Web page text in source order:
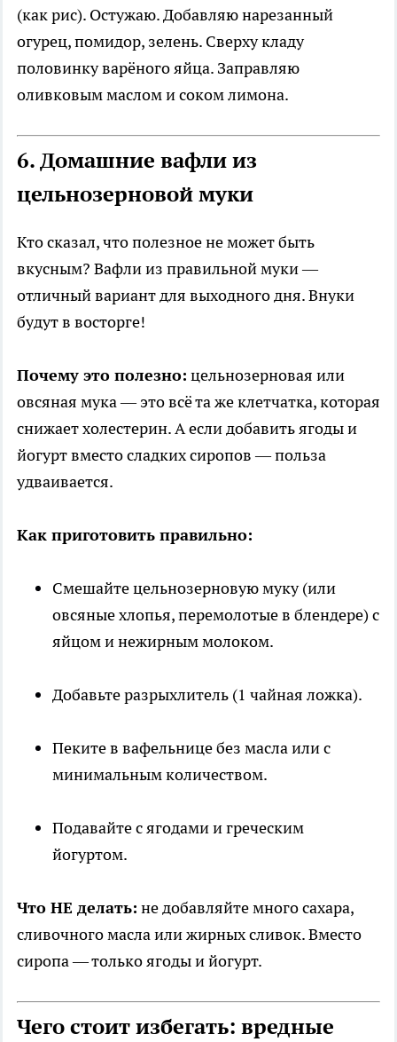
(как рис). Остужаю. Добавляю нарезанный
огурец, помидор, зелень. Сверху кладу
половинку варёного яйца. Заправляю
оливковым маслом и соком лимона.
6. Домашние вафли из
цельнозерновой муки
Кто сказал, что полезное не может быть
вкусным? Вафли из правильной муки —
отличный вариант для выходного дня. Внуки
будут в восторге!
Почему это полезно: цельнозерновая или
овсяная мука — это всё та же клетчатка, которая
снижает холестерин. А если добавить ягоды и
йогурт вместо сладких сиропов — польза
удваивается.
Как приготовить правильно:
Смешайте цельнозерновую муку (или
овсяные хлопья, перемолотые в блендере) с
яйцом и нежирным молоком.
Добавьте разрыхлитель (1 чайная ложка).
Пеките в вафельнице без масла или с
минимальным количеством.
Подавайте с ягодами и греческим
йогуртом.
Что НЕ делать: не добавляйте много сахара,
сливочного масла или жирных сливок. Вместо
сиропа — только ягоды и йогурт.
Чего стоит избегать: вредные